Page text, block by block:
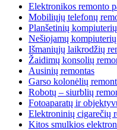
Elektronikos remonto
Mobiliųjų telefonų
Planšetinių
Nešiojamų
Išmaniųjų laikrodžių
Žaidimų konsolių
Ausinių remontas
Garso kolonėlių
Robotų – siurblių
Fotoaparatų ir
Elektroninių cigarečių
Kitos smulkios